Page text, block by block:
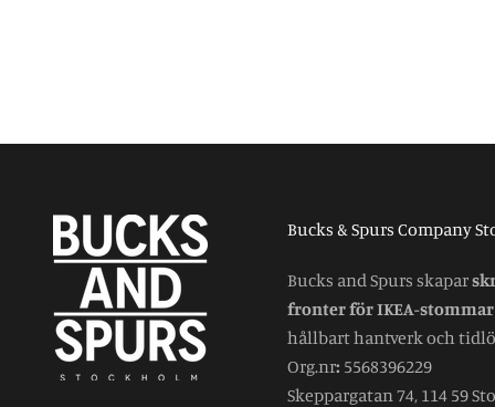
Bucks & Spurs Company
Bucks and Spurs skapar
fronter för IKEA-stommar
hållbart hantverk och
Org.nr: 5568396229
Skeppargatan 74, 114 59